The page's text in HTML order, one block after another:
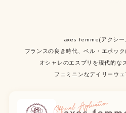
axes femme(アクシー
フランスの良き時代、ベル・エポッ
オシャレのエスプリを現代的な
フェミニンなデイリーウェ